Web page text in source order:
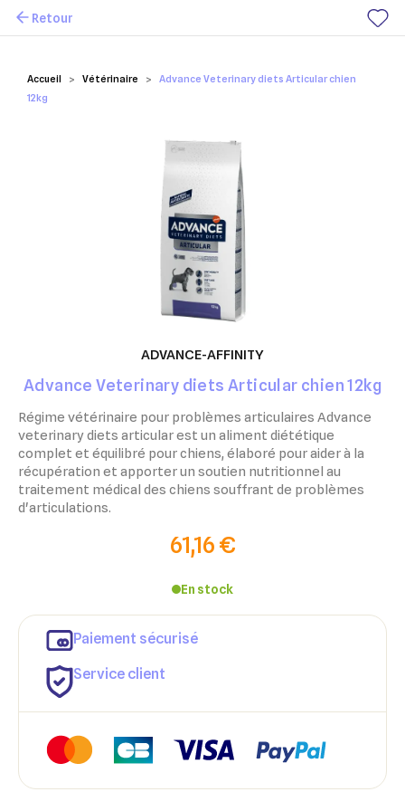
Mes favoris
Accueil Vétérinaire
Advance Veterinary diets Articular chien
12kg
Retour
ADVANCE-AFFINITY
Advance Veterinary diets Articular chien 12kg
Régime vétérinaire pour problèmes articulaires Advance
veterinary diets articular est un aliment diététique
complet et équilibré pour chiens, élaboré pour aider à la
récupération et apporter un soutien nutritionnel au
traitement médical des chiens souffrant de problèmes
d'articulations.
61,16 €
En stock
Paiement sécurisé
Service client